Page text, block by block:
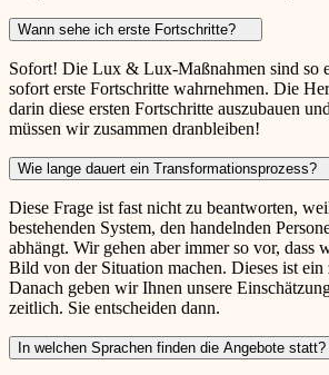
Wann sehe ich erste Fortschritte?
Sofort! Die Lux & Lux-Maßnahmen sind so
sofort erste Fortschritte wahrnehmen. Die
darin diese ersten Fortschritte auszubauen
müssen wir zusammen dranbleiben!
Wie lange dauert ein Transformationsprozess?
Diese Frage ist fast nicht zu beantworten,
bestehenden System, den handelnden
abhängt. Wir gehen aber immer so vor, dass
Bild von der Situation machen. Dieses ist ein
Danach geben wir Ihnen unsere
zeitlich. Sie entscheiden dann.
In welchen Sprachen finden die Angebote statt?